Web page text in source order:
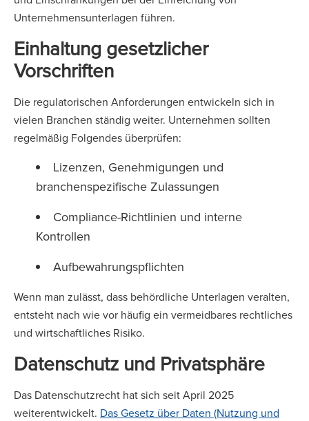
Unternehmensunterlagen führen.
Einhaltung gesetzlicher
Vorschriften
Die regulatorischen Anforderungen entwickeln sich in
vielen Branchen ständig weiter. Unternehmen sollten
regelmäßig Folgendes überprüfen:
Lizenzen, Genehmigungen und
branchenspezifische Zulassungen
Compliance-Richtlinien und interne
Kontrollen
Aufbewahrungspflichten
Wenn man zulässt, dass behördliche Unterlagen veralten,
entsteht nach wie vor häufig ein vermeidbares rechtliches
und wirtschaftliches Risiko.
Datenschutz und Privatsphäre
Das Datenschutzrecht hat sich seit April 2025
weiterentwickelt. Das Gesetz über Daten (Nutzung und